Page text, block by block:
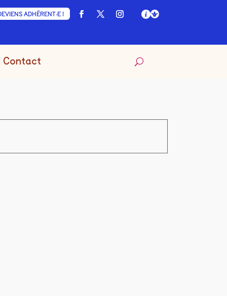
ADHÉRENT·E !
Contact